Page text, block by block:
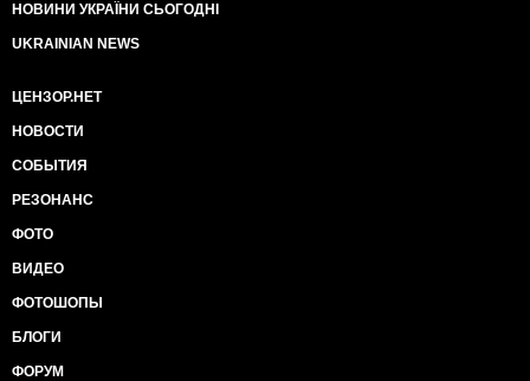
НОВИНИ УКРАЇНИ СЬОГОДНІ
UKRAINIAN NEWS
ЦЕНЗОР.НЕТ
НОВОСТИ
СОБЫТИЯ
РЕЗОНАНС
ФОТО
ВИДЕО
ФОТОШОПЫ
БЛОГИ
ФОРУМ